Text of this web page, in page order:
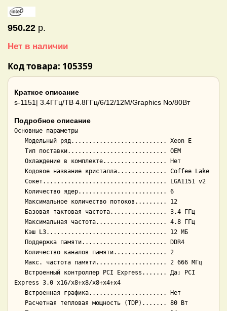
950.22 р.
Нет в наличии
Код товара: 105359
Краткое описание
s-1151| 3.4ГГц/TB 4.8ГГц/6/12/12М/Graphics No/80Вт
Подробное описание
Основные параметры
Express 3.0 x16/x8+x8/x8+x4+x4